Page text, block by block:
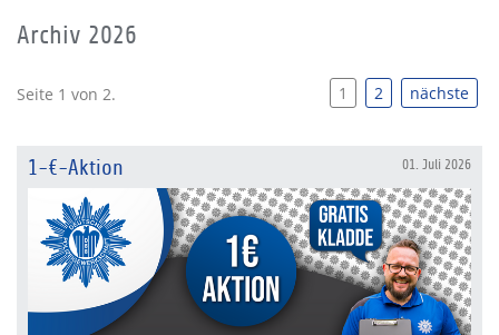
Archiv 2026
Seite 1 von 2. 1 2 nächste
01. Juli 2026
1-€-Aktion